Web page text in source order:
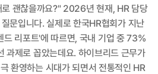
로 괜찮을까요?" 2026년 현재, HR 담당
문입니다. 실제로 한국HR협회가 지난
리포트'에 따르면, 국내 기업 중 73%
과제로 꼽았는데요. 하이브리드 근무가
환영하는 시대가 되면서 전통적인 HR